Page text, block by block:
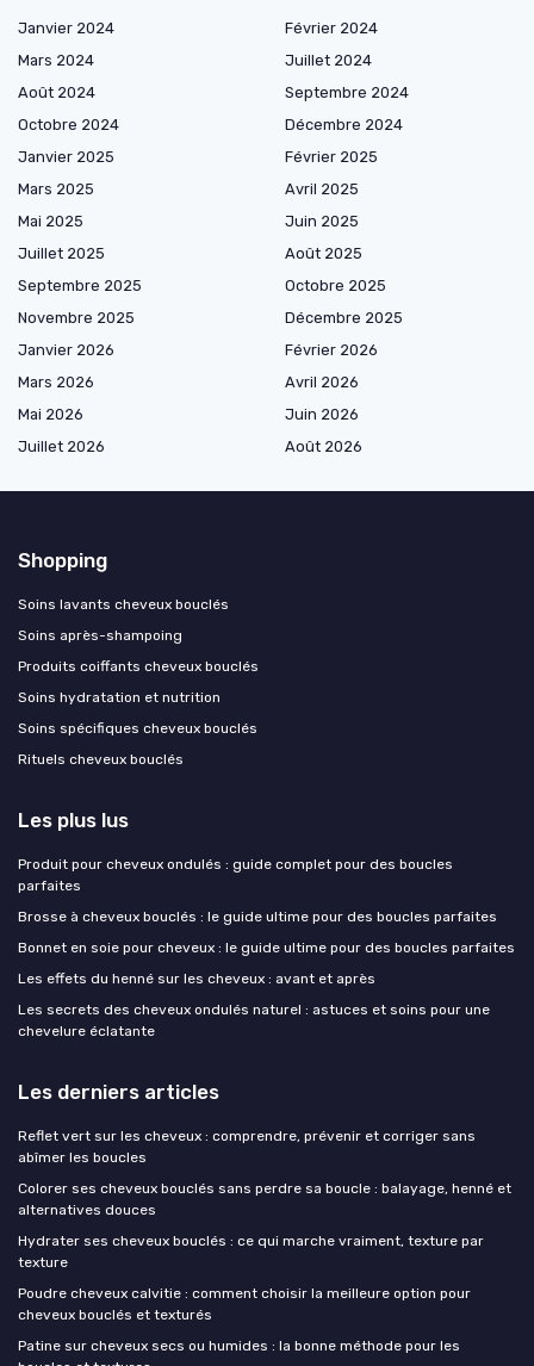
Janvier 2024
Février 2024
Mars 2024
Juillet 2024
Août 2024
Septembre 2024
Octobre 2024
Décembre 2024
Janvier 2025
Février 2025
Mars 2025
Avril 2025
Mai 2025
Juin 2025
Juillet 2025
Août 2025
Septembre 2025
Octobre 2025
Novembre 2025
Décembre 2025
Janvier 2026
Février 2026
Mars 2026
Avril 2026
Mai 2026
Juin 2026
Juillet 2026
Août 2026
Shopping
Soins lavants cheveux bouclés
Soins après-shampoing
Produits coiffants cheveux bouclés
Soins hydratation et nutrition
Soins spécifiques cheveux bouclés
Rituels cheveux bouclés
Les plus lus
Produit pour cheveux ondulés : guide complet pour des boucles
parfaites
Brosse à cheveux bouclés : le guide ultime pour des boucles parfaites
Bonnet en soie pour cheveux : le guide ultime pour des boucles parfaites
Les effets du henné sur les cheveux : avant et après
Les secrets des cheveux ondulés naturel : astuces et soins pour une
chevelure éclatante
Les derniers articles
Reflet vert sur les cheveux : comprendre, prévenir et corriger sans
abîmer les boucles
Colorer ses cheveux bouclés sans perdre sa boucle : balayage, henné et
alternatives douces
Hydrater ses cheveux bouclés : ce qui marche vraiment, texture par
texture
Poudre cheveux calvitie : comment choisir la meilleure option pour
cheveux bouclés et texturés
Patine sur cheveux secs ou humides : la bonne méthode pour les